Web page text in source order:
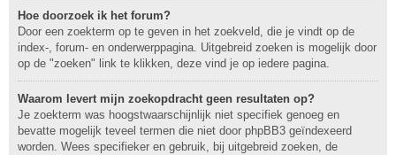
Hoe doorzoek ik het forum?
Door een zoekterm op te geven in het zoekveld, die je vindt op de
index-, forum- en onderwerppagina. Uitgebreid zoeken is mogelijk door
op de "zoeken" link te klikken, deze vind je op iedere pagina.
Waarom levert mijn zoekopdracht geen resultaten op?
Je zoekterm was hoogstwaarschijnlijk niet specifiek genoeg en
bevatte mogelijk teveel termen die niet door phpBB3 geïndexeerd
worden. Wees specifieker en gebruik, bij uitgebreid zoeken, de